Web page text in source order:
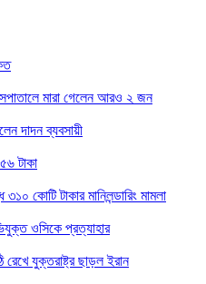
মারা গেলেন আরও ২ জন
দাদন ব্যবসায়ী
টাকা
কোটি টাকার মানিলন্ডারিং মামলা
ওসিকে প্রত্যাহার
রেখে যুক্তরাষ্ট্র ছাড়ল ইরান